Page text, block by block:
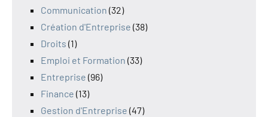
Communication (32)
Création d'Entreprise (38)
Droits (1)
Emploi et Formation (33)
Entreprise (96)
Finance (13)
Gestion d'Entreprise (47)